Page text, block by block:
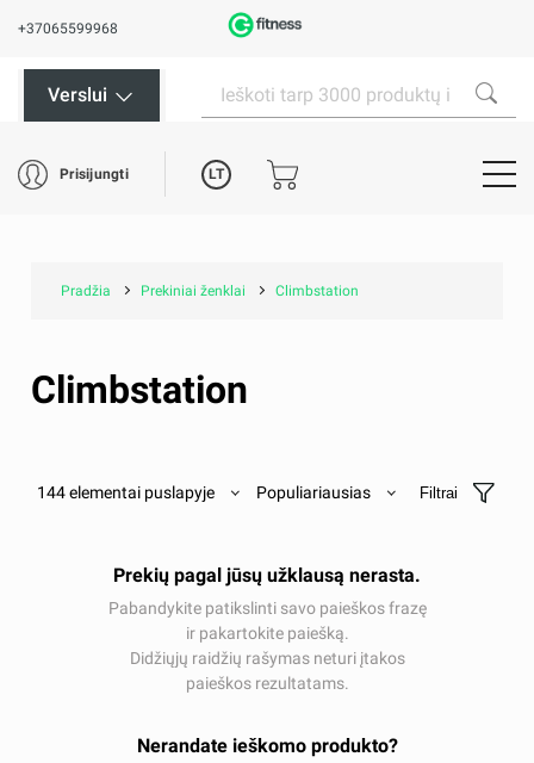
+37065599968
Verslui
Prisijungti LT
Pradžia Prekiniai ženklai Climbstation
Climbstation
144 elementai puslapyje Populiariausias Filtrai
Prekių pagal jūsų užklausą nerasta.
Pabandykite patikslinti savo paieškos frazę
ir pakartokite paiešką.
Didžiųjų raidžių rašymas neturi įtakos
paieškos rezultatams.
Nerandate ieškomo produkto?